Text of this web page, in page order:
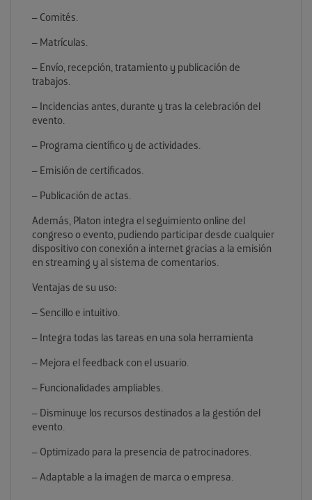
– Comités.
– Matrículas.
– Envío, recepción, tratamiento y publicación de
trabajos.
– Incidencias antes, durante y tras la celebración del
evento.
– Programa científico y de actividades.
– Emisión de certificados.
– Publicación de actas.
Además, Platon integra el seguimiento online del
congreso o evento, pudiendo participar desde cualquier
dispositivo con conexión a internet gracias a la emisión
en streaming y al sistema de comentarios.
Ventajas de su uso:
– Sencillo e intuitivo.
– Integra todas las tareas en una sola herramienta
– Mejora el feedback con el usuario.
– Funcionalidades ampliables.
– Disminuye los recursos destinados a la gestión del
evento.
– Optimizado para la presencia de patrocinadores.
– Adaptable a la imagen de marca o empresa.